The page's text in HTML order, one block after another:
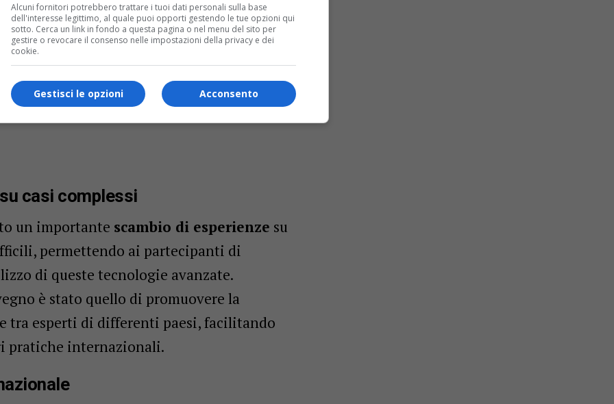
casi complessi
un importante scambio di esperienze su
permettendo ai partecipanti di
di queste tecnologie avanzate.
è stato quello di promuovere la
tra esperti di differenti paesi, facilitando
pratiche internazionali.
Alcuni fornitori potrebbero trattare i tuoi dati personali sulla base
dell'interesse legittimo, al quale puoi opporti gestendo le tue opzioni qui
sotto. Cerca un link in fondo a questa pagina o nel menu del sito per
gestire o revocare il consenso nelle impostazioni della privacy e dei
cookie.
Acconsento
Gestisci le opzioni